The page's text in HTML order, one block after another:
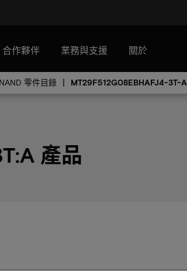
合作夥伴 業務與支援 關於
零件目錄 MT29F512G08EBHAFJ4-3T-A
產品